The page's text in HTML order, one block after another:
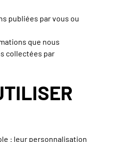
publiées par vous ou
que nous
collectées par
: leur personnalisation